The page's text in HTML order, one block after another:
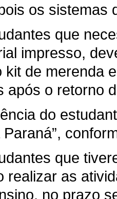
os sistemas
que
impresso,
kit de merenda
após o retorno
do
Paraná”,
que
realizar as
no prazo